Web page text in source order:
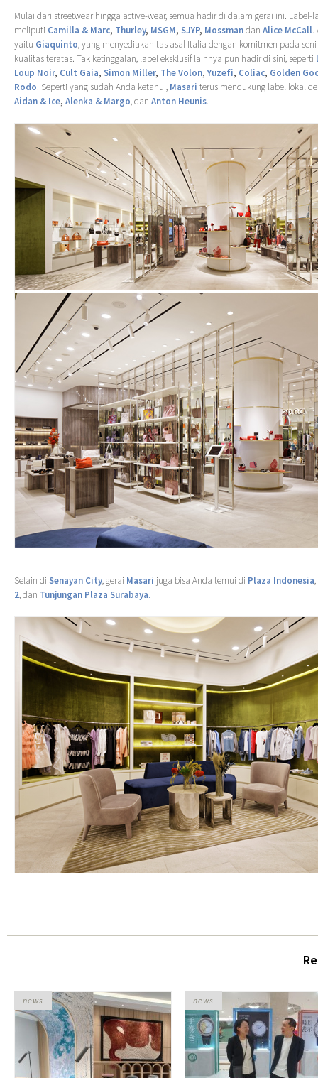
Mulai dari streetwear hingga active-wear, semua hadir di dalam gerai ini. Label-
meliputi Camilla & Marc, Thurley, MSGM, SJYP, Mossmandan Alice McCall.
yaitu Giaquinto, yang menyediakan tas asal Italia dengan komitmen pada
kualitas teratas. Tak ketinggalan, label eksklusif lainnya pun hadir di sini, seperti
Loup Noir, Cult Gaia, Simon Miller, The Volon,Yuzefi, Coliac, Golden
Rodo. Seperti yang sudah Anda ketahui, Masari terus mendukung label lokal
Aidan & Ice, Alenka & Margo, dan Anton Heunis.
Selain di Senayan City, gerai Masari juga bisa Anda temui di Plaza Indonesia,
2, dan Tunjungan Plaza Surabaya.
news news